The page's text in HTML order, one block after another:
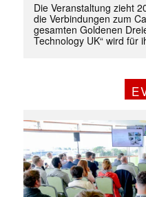
Die Veranstaltung zieht
die Verbindungen zum
gesamten Goldenen
Technology UK“ wird für